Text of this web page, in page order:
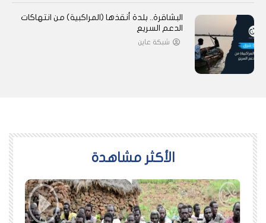
البشاقرة.. بلدة أنقذها (المراكبية) من انتهاكات
الدعم السريع
شبكة عاين
اﻷكثر مشاهدة